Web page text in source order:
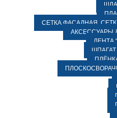
СЕТКА ФАСАДНАЯ.
АКСЕССУАРЫ
ЛЕНТА